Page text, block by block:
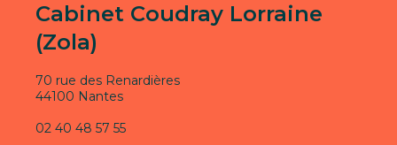
Cabinet Coudray Lorraine
(Zola)
70 rue des Renardières
44100 Nantes
02 40 48 57 55